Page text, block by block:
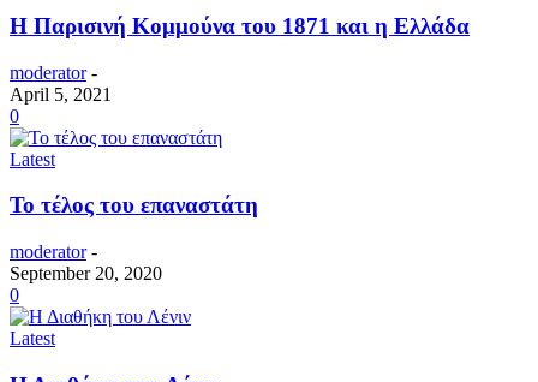
Η Παρισινή Κομμούνα του 1871 και η Ελλάδα
moderator -
April 5, 2021
0
Latest
Το τέλος του επαναστάτη
moderator -
September 20, 2020
0
Latest